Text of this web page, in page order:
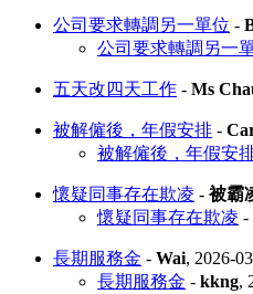
公司要求轉調另一單位 -
公司要求轉調另一
五天改四天工作 - Ms
被解僱後，年假安排 -
被解僱後，年假安
懷疑同事存在欺凌 - 被霸
懷疑同事存在欺凌 -
長期服務金 - Wai, 2026-
長期服務金 - kkng,